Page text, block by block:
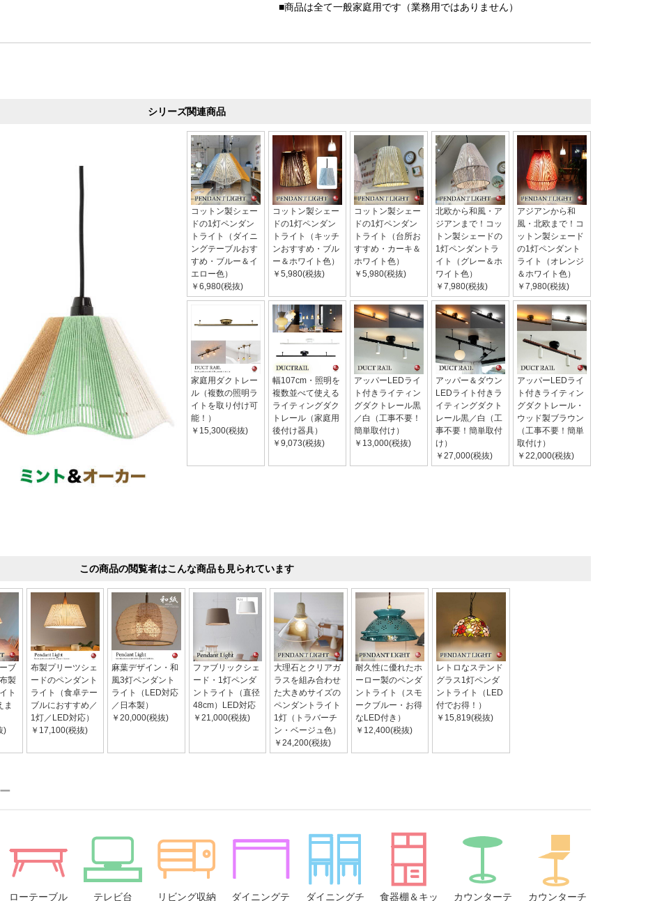
■商品は全て一般家庭用です（業務用ではありません）
シリーズ関連商品
コットン製シェー
ドの1灯ペンダン
トライト（ダイニ
ングテーブルおす
すめ・ブルー＆イ
エロー色）
￥6,980(税抜)
コットン製シェー
ドの1灯ペンダン
トライト（キッチ
ンおすすめ・ブル
ー＆ホワイト色）
￥5,980(税抜)
コットン製シェー
ドの1灯ペンダン
トライト（台所お
すすめ・カーキ＆
ホワイト色）
￥5,980(税抜)
北欧から和風・ア
ジアンまで！コッ
トン製シェードの
1灯ペンダントラ
イト（グレー＆ホ
ワイト色）
￥7,980(税抜)
アジアンから和
風・北欧まで！コ
ットン製シェード
の1灯ペンダント
ライト（オレンジ
＆ホワイト色）
￥7,980(税抜)
家庭用ダクトレー
ル（複数の照明ラ
イトを取り付け可
能！）
￥15,300(税抜)
幅107cm・照明を
複数並べて使える
ライティングダク
トレール（家庭用
後付け器具）
￥9,073(税抜)
アッパーLEDライ
ト付きライティン
グダクトレール黒
／白（工事不要！
簡単取付け）
￥13,000(税抜)
アッパー＆ダウン
LEDライト付きラ
イティングダクト
レール黒／白（工
事不要！簡単取付
け）
￥27,000(税抜)
アッパーLEDライ
ト付きライティン
グダクトレール・
ウッド製ブラウン
（工事不要！簡単
取付け）
￥22,000(税抜)
この商品の閲覧者はこんな商品も見られています
ブ
製
ト
ま
)
布製プリーツシェ
ードのペンダント
ライト（食卓テー
ブルにおすすめ／
1灯／LED対応）
￥17,100(税抜)
麻葉デザイン・和
風3灯ペンダント
ライト（LED対応
／日本製）
￥20,000(税抜)
ファブリックシェ
ード・1灯ペンダ
ントライト（直径
48cm）LED対応
￥21,000(税抜)
大理石とクリアガ
ラスを組み合わせ
た大きめサイズの
ペンダントライト
1灯（トラバーチ
ン・ベージュ色）
￥24,200(税抜)
耐久性に優れたホ
ーロー製のペンダ
ントライト（スモ
ークブルー・お得
なLED付き）
￥12,400(税抜)
レトロなステンド
グラス1灯ペンダ
ントライト（LED
付でお得！）
￥15,819(税抜)
ローテーブル テレビ台 リビング収納 ダイニングテ ダイニングチ 食器棚＆キッ カウンターテ カウンターチ